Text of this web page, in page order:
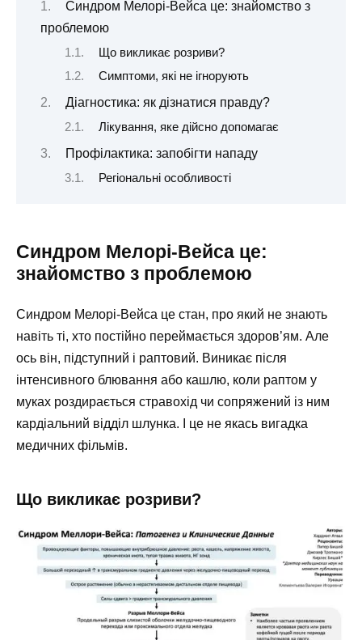
Синдром Мелорі-Вейса це: знайомство з
проблемою
Що викликає розриви?
Симптоми, які не ігнорують
Діагностика: як дізнатися правду?
Лікування, яке дійсно допомагає
Профілактика: запобігти нападу
Регіональні особливості
Синдром Мелорі-Вейса це:
знайомство з проблемою
Синдром Мелорі-Вейса це стан, про який не знають
навіть ті, хто постійно переймається здоров’ям. Але
ось він, підступний і раптовий. Виникає після
інтенсивного блювання або кашлю, коли раптом у
муках роздирається стравохід чи сопряжений із ним
кардіальний відділ шлунка. І це не якась вигадка
медичних фільмів.
Що викликає розриви?